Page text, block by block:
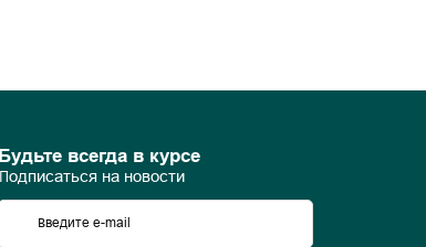
Будьте всегда в курсе
Подписаться на новости